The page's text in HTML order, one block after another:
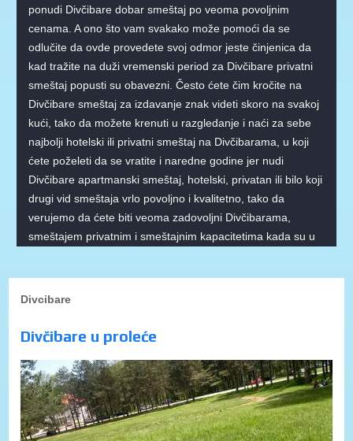
ponudi Divčibare dobar smeštaj po veoma povoljnim
cenama. A ono što vam svakako može pomoći da se
odlučite da ovde provedete svoj odmor jeste činjenica da
kad tražite na duži vremenski period za Divčibare privatni
smeštaj popusti su obavezni. Često ćete čim kročite na
Divčibare smeštaj za izdavanje znak videti skoro na svakoj
kući, tako da možete krenuti u razgledanje i naći za sebe
najbolji hotelski ili privatni smeštaj na Divčibarama, u koji
ćete poželeti da se vratite i naredne godine jer nudi
Divčibare apartmanski smeštaj, hotelski, privatan ili bilo koji
drugi vid smeštaja vrlo povoljno i kvalitetno, tako da
verujemo da ćete biti veoma zadovoljni Divčibarama,
smeštajem privatnim i smeštajnim kapacitetima kada su u
Divcibare
Divčibare u proleće